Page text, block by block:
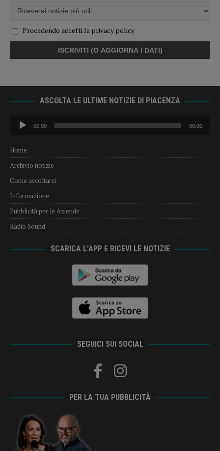
Procedendo accetti la privacy policy
ASCOLTA LE ULTIME NOTIZIE DI PIACENZA
Audio
Player
00:00 00:00
Home
Archivio notizie
Come ascoltarci
Informazione
Pubblicità per le Aziende
Radio Sound
SCARICA L’APP E RICEVI LE NOTIZIE
SEGUICI SUI SOCIAL
PER LA TUA PUBBLICITÀ